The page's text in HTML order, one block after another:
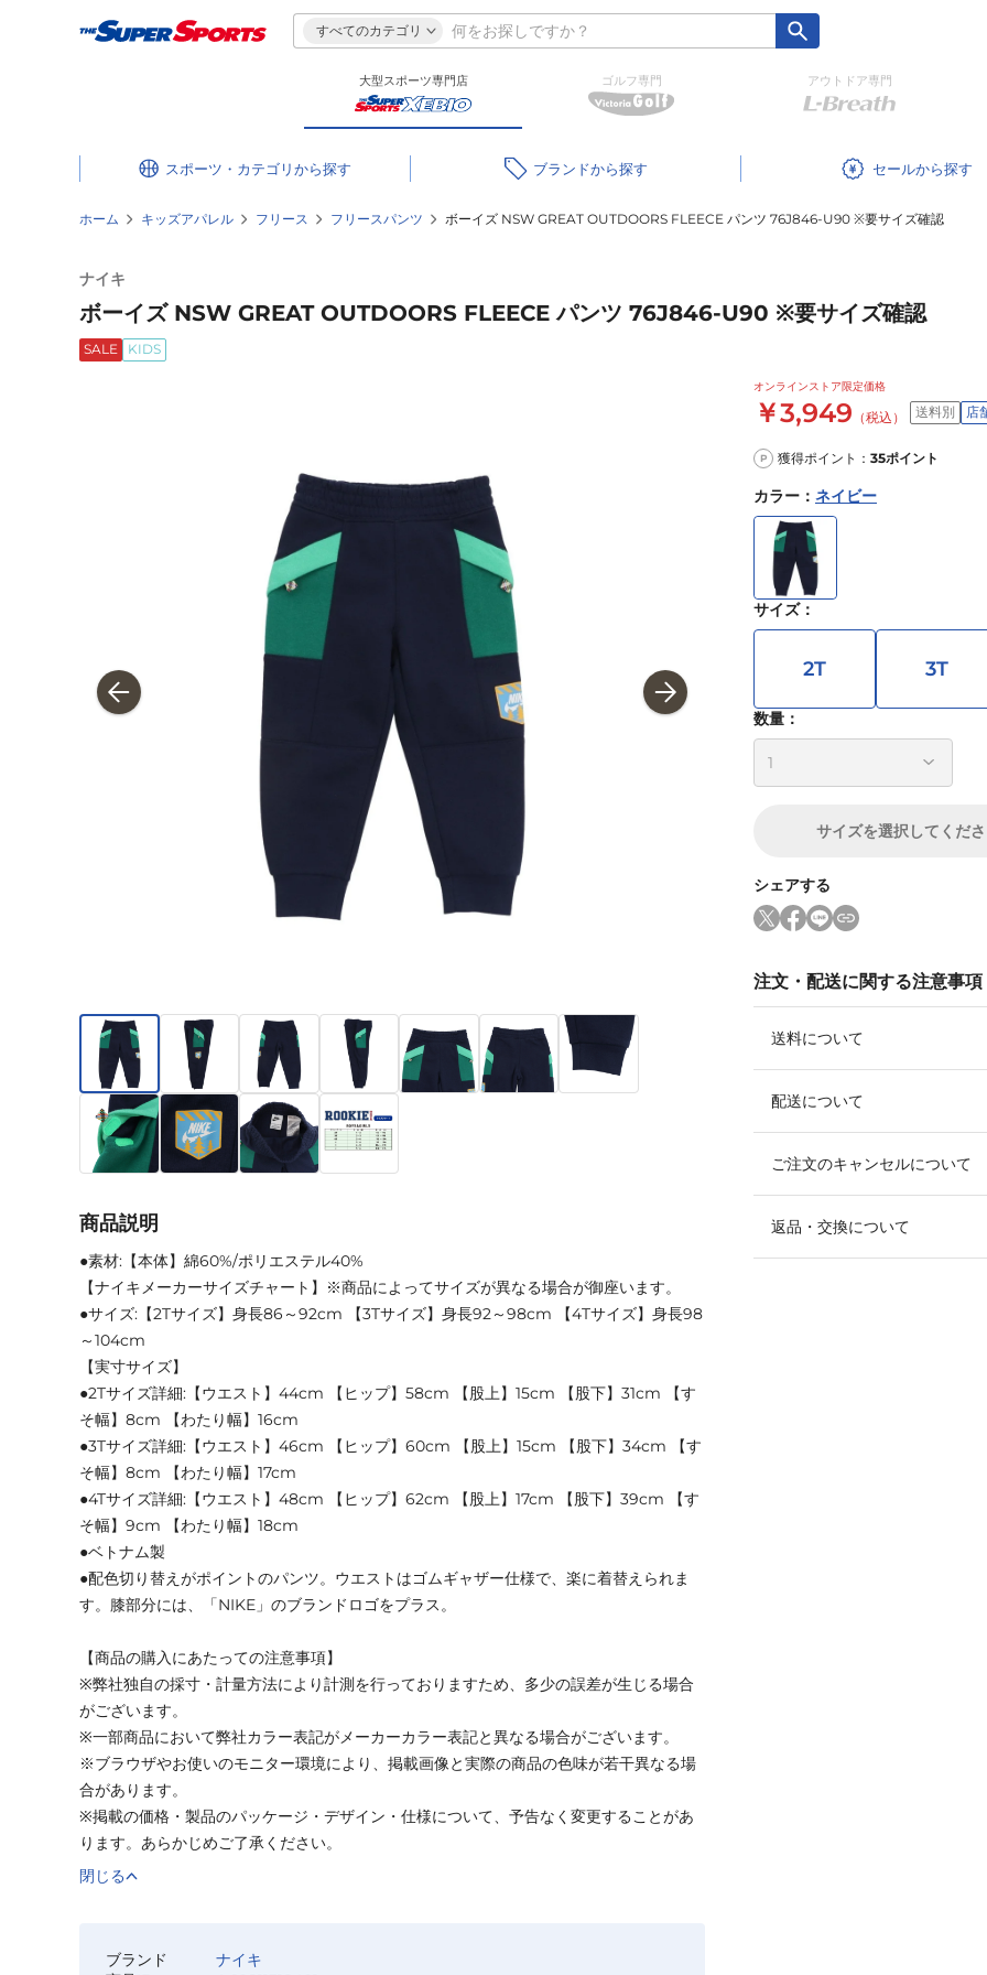
すべてのカテゴリ
大型スポーツ専門店 ゴルフ専門 アウトドア専門
スポーツ・カテゴリ ブランド セール
ホーム キッズアパレル フリース フリースパンツ ボーイズ NSW GREAT OUTDOORS FLEECE パンツ 76J846-U90 ※要サイズ確認
ナイキ
ボーイズ NSW GREAT OUTDOORS FLEECE パンツ 76J846-U90 ※要サイズ確認
SALE KIDS
オンラインストア限定価格
￥3,949 （税込） 送料別 店
P 獲得ポイント： 35ポイント
カラー ： ネイビー
サイズ：
2T 3T
数量：
サイズを選択してくだ
シェアする
注文・配送に関する注意事項
送料について
配送について
ご注文のキャンセルについて
返品・交換について
商品説明
●素材:【本体】綿60%/ポリエステル40%
【ナイキメーカーサイズチャート】※商品によってサイズが異なる場合が御座います。
●サイズ:【2Tサイズ】身長86～92cm 【3Tサイズ】身長92～98cm 【4Tサイズ】身長98
～104cm
【実寸サイズ】
●2Tサイズ詳細:【ウエスト】44cm 【ヒップ】58cm 【股上】15cm 【股下】31cm 【す
そ幅】8cm 【わたり幅】16cm
●3Tサイズ詳細:【ウエスト】46cm 【ヒップ】60cm 【股上】15cm 【股下】34cm 【す
そ幅】8cm 【わたり幅】17cm
●4Tサイズ詳細:【ウエスト】48cm 【ヒップ】62cm 【股上】17cm 【股下】39cm 【す
そ幅】9cm 【わたり幅】18cm
●ベトナム製
●配色切り替えがポイントのパンツ。ウエストはゴムギャザー仕様で、楽に着替えられま
す。膝部分には、「NIKE」のブランドロゴをプラス。
【商品の購入にあたっての注意事項】
※弊社独自の採寸・計量方法により計測を行っておりますため、多少の誤差が生じる場合
がございます。
※一部商品において弊社カラー表記がメーカーカラー表記と異なる場合がございます。
※ブラウザやお使いのモニター環境により、掲載画像と実際の商品の色味が若干異なる場
合があります。
※掲載の価格・製品のパッケージ・デザイン・仕様について、予告なく変更することがあ
ります。あらかじめご了承ください。
閉じる
ブランド
ナイキ